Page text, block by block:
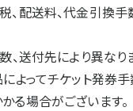
、配送料、代金引換手
、送付先により異なり
によってチケット発券
る場合がございます。